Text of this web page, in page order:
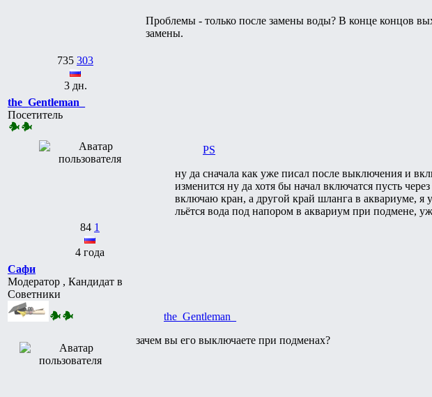
735 303
3 дн.
Проблемы - только после замены воды? В конце концов
замены.
the_Gentleman_
Посетитель
84 1
4 года
PS
ну да сначала как уже писал после выключения и
изменится ну да хотя бы начал включатся пусть
включаю кран, а другой край шланга в аквариуме, я
льётся вода под напором в аквариум при подмене,
Сафи
Модератор , Кандидат в
Советники
the_Gentleman_
зачем вы его выключаете при подменах?